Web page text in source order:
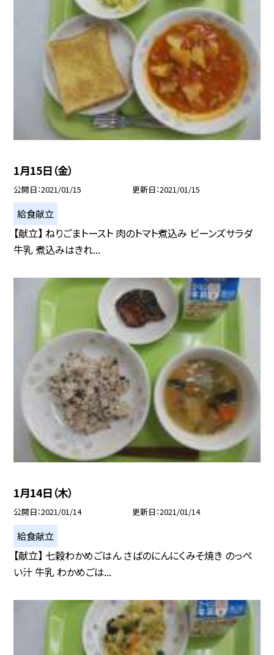
1月15日（金）
公開日 2021/01/15 更新日 2021/01/15
給食献立
【献立】 ねりごまトースト 肉のトマト煮込み ビーンズサラダ
牛乳 煮込みはきれ...
1月14日（木）
公開日 2021/01/14 更新日 2021/01/14
給食献立
【献立】 七穀わかめごはん さばのにんにくみそ焼き のっぺ
い汁 牛乳 わかめごは...